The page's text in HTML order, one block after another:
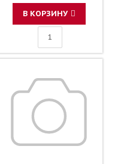
В КОРЗИНУ